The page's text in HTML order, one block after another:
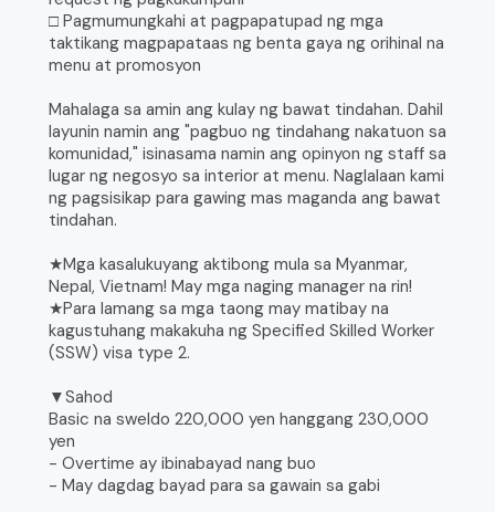
□ Pagmumungkahi at pagpapatupad ng mga
taktikang magpapataas ng benta gaya ng orihinal na
menu at promosyon
Mahalaga sa amin ang kulay ng bawat tindahan. Dahil
layunin namin ang "pagbuo ng tindahang nakatuon sa
komunidad," isinasama namin ang opinyon ng staff sa
lugar ng negosyo sa interior at menu. Naglalaan kami
ng pagsisikap para gawing mas maganda ang bawat
tindahan.
★Mga kasalukuyang aktibong mula sa Myanmar,
Nepal, Vietnam! May mga naging manager na rin!
★Para lamang sa mga taong may matibay na
kagustuhang makakuha ng Specified Skilled Worker
(SSW) visa type 2.
▼Sahod
Basic na sweldo 220,000 yen hanggang 230,000
yen
- Overtime ay ibinabayad nang buo
- May dagdag bayad para sa gawain sa gabi